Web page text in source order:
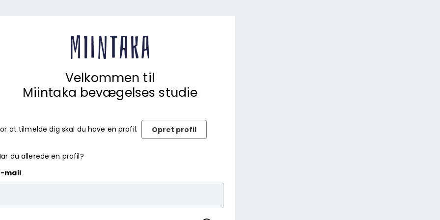
Velkommen til
Miintaka bevægelses studie
at tilmelde dig skal du have en profil. Opret profil
du allerede en profil?
mail